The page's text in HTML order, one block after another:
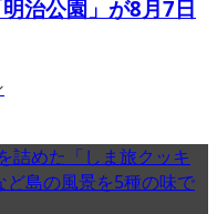
治公園」が8月7日